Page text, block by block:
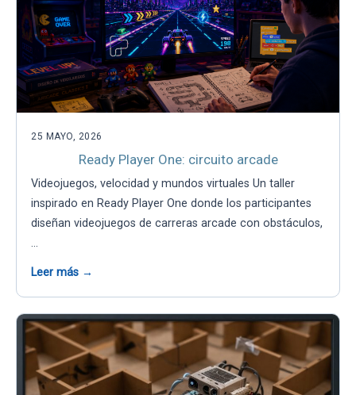
25 MAYO, 2026
Ready Player One: circuito arcade
Videojuegos, velocidad y mundos virtuales Un taller
inspirado en Ready Player One donde los participantes
diseñan videojuegos de carreras arcade con obstáculos,
…
Leer más →